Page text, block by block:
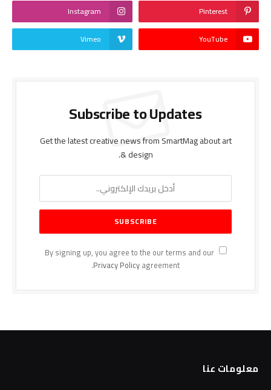
Pinterest
Instagram
YouTube
Vimeo
Subscribe to Updates
Get the latest creative news from SmartMag about art
& design.
By signing up, you agree to the our terms and our
Privacy Policyagreement.
معلومات عنا